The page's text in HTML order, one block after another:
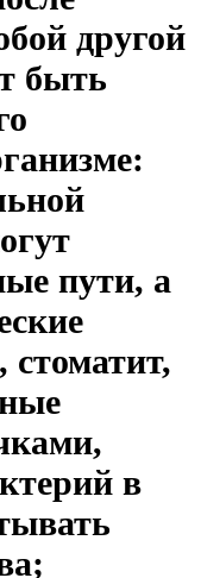
другой
быть
пути, а
стоматит,
в